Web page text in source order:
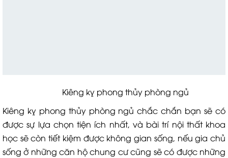
Kiêng kỵ phong thủy phòng ngủ
Kiêng kỵ phong thủy phòng ngủ chắc chắn bạn sẽ có
được sự lựa chọn tiện ích nhất, và bài trí nội thất khoa
học sẽ còn tiết kiệm được không gian sống, nếu gia chủ
sống ở những căn hộ chung cư cũng sẽ có được những